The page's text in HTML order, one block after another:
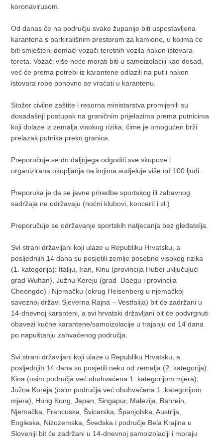
koronavirusom.
Od danas će na području svake županije biti uspostavljena
karantena s parkirališnim prostorom za kamione, u kojima će
biti smješteni domaći vozači teretnih vozila nakon istovara
tereta. Vozači više neće morati biti u samoizolaciji kao dosad,
već će prema potrebi iz karantene odlazili na put i nakon
istovara robe ponovno se vraćati u karantenu.
Stožer civilne zaštite i resorna ministarstva promijenili su
dosadašnji postupak na graničnim prijelazima prema putnicima
koji dolaze iz zemalja visokog rizika, čime je omogućen brži
prelazak putnika preko granica.
Preporučuje se do daljnjega odgoditi sve skupove i
organizirana okupljanja na kojima sudjeluje više od 100 ljudi.
Preporuka je da se javne priredbe sportskog ili zabavnog
sadržaja ne održavaju (noćni klubovi, koncerti i sl.)
Preporučuje se održavanje sportskih natjecanja bez gledatelja.
Svi strani državljani koji ulaze u Republiku Hrvatsku, a
posljednjih 14 dana su posjetili zemlje posebno visokog rizika
(1. kategorija): Italiju, Iran, Kinu (provincija Hubei uključujući
grad Wuhan), Južnu Koreju (grad Daegu i provincija
Cheongdo) i Njemačku (okrug Heisenberg u njemačkoj
saveznoj državi Sjeverna Rajna – Vestfalija) bit će zadržani u
14-dnevnoj karanteni, a svi hrvatski državljani bit će podvrgnuti
obavezi kućne karantene/samoizolacije u trajanju od 14 dana
po napuštanju zahvaćenog područja.
Svi strani državljani koji ulaze u Republiku Hrvatsku, a
posljednjih 14 dana su posjetili neku od zemalja (2. kategorija):
Kina (osim područja već obuhvaćena 1. kategorijom mjera),
Južna Koreja (osim područja već obuhvaćena 1. kategorijom
mjera), Hong Kong, Japan, Singapur, Malezija, Bahrein,
Njemačka, Francuska, Švicarska, Španjolska, Austrija,
Engleska, Nizozemska, Švedska i područje Bela Krajina u
Sloveniji bit će zadržani u 14-dnevnoj samoizolaciji i moraju